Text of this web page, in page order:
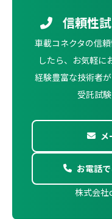
信頼性
車載コネクタの信
したら、お気軽に
経験豊富な技術者
受託試
お電話
株式会